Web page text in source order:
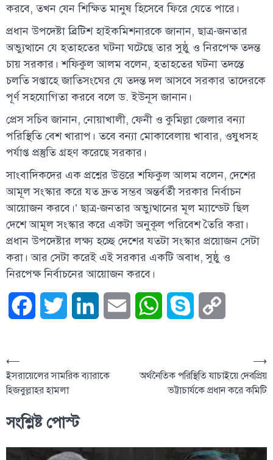
করবে, তখন যেন শিক্ষিত মানুষ হিসেবে ফিরে যেতে পারে।
প্রধান উপদেষ্টা ব্রিটিশ হাইকমিশনারকে জানান, ছাত্র-জনতার
অভ্যুত্থানে যে হতাহতের ঘটনা ঘটেছে তার সুষ্ঠু ও নিরপেক্ষ তদন্ত
চায় সরকার। শফিকুল আলম বলেন, হতাহতের ঘটনা তদন্তে
চলতি সপ্তাহে জাতিসংঘের যে তদন্ত দল আসবে সরকার তাদেরকে
পূর্ণ সহযোগিতা করবে বলে ড. ইউনূস জানান।
প্রেস সচিব জানান, নোয়াখালী, ফেনী ও কুমিল্লা জেলার বন্যা
পরিস্থিতি বেশ খারাপ। তবে বন্যা মোকাবেলায় খাবার, ওষুধসহ
পর্যাপ্ত প্রস্তুতি গ্রহণ করেছে সরকার।
সাংবাদিকদের এক প্রশ্নের উত্তরে শফিকুল আলম বলেন, দেশের
আমূল সংস্কার করে যত দ্রুত সম্ভব অন্তর্বর্তী সরকার নির্বাচন
আয়োজন করবে।’ ছাত্র-জনতার অভ্যুত্থানের মূল ম্যান্ডেট ছিল
দেশে আমূল সংস্কার করে একটা অনুকূল পরিবেশ তৈরি করা।
প্রধান উপদেষ্টার লক্ষ্য হচ্ছে দেশের যতটা সংস্কার প্রয়োজন সেটা
করা। আর সেটা করেই এই সরকার একটি অবাধ, সুষ্ঠু ও
নিরপেক্ষ নির্বাচনের আয়োজন করবে।
FacebookTwitter LinkedIn Email WhatsAppSkype
⟵
ইসরায়েলের সামরিক ব্যারাকে
হিজবুল্লাহর হামলা
অর্থনৈতিক পরিস্থিতি যাচাইয়ে দেবপ্রিয়
ভট্টাচার্যকে প্রধান করে কমিটি
⟶
সংশ্লিষ্ট পোস্ট